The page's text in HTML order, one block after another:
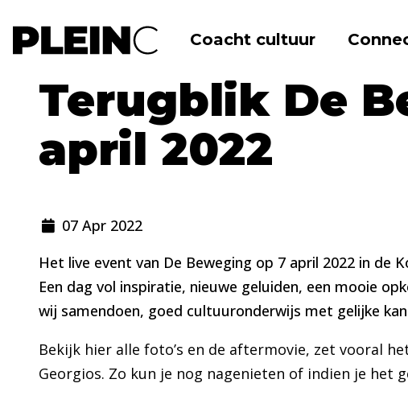
Coacht cultuur
Home Nieuws Terugblik De Beweging april
Terugblik De
april 2022
07 Apr 2022
Het live event van De Beweging op 7 april 2022 in de
Een dag vol inspiratie, nieuwe geluiden, een mooie
wij samendoen, goed cultuuronderwijs met gelijke
Bekijk hier alle foto’s en de aftermovie, zet vooral
Georgios. Zo kun je nog nagenieten of indien je het